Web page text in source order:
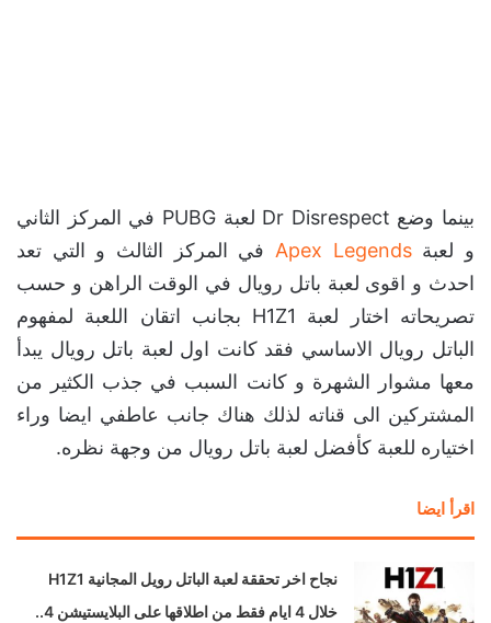
بينما وضع Dr Disrespect لعبة PUBG في المركز الثاني
و لعبةApex Legends في المركز الثالث و التي تعد
احدث و اقوى لعبة باتل رويال في الوقت الراهن و حسب
تصريحاته اختار لعبة H1Z1 بجانب اتقان اللعبة لمفهوم
الباتل رويال الاساسي فقد كانت اول لعبة باتل رويال يبدأ
معها مشوار الشهرة و كانت السبب في جذب الكثير من
المشتركين الى قناته لذلك هناك جانب عاطفي ايضا وراء
اختياره للعبة كأفضل لعبة باتل رويال من وجهة نظره.
اقرأ ايضا
نجاح اخر تحققة لعبة الباتل رويل المجانية H1Z1
خلال 4 ايام فقط من اطلاقها على البلايستيشن 4..